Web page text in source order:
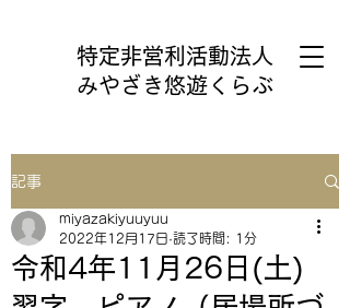
特定非営利活動法人
みやざき悠遊くらぶ
記事
令和4年11月26日(土)
miyazakiyuuyuu
2022年12月17日 読了時間: 1分